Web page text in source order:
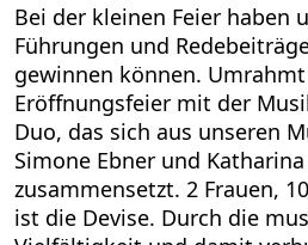
Bei der kleinen Feier haben
Führungen und
gewinnen können.
Eröffnungsfeier mit der
Duo, das sich aus unseren
Simone Ebner und
zusammensetzt. 2 Frauen,
ist die Devise. Durch die